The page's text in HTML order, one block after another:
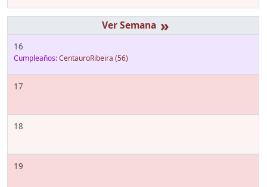
»
16
Cumpleaños:CentauroRibeira (56)
17
18
19